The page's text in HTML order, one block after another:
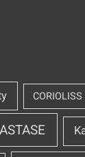
CORIOLISS